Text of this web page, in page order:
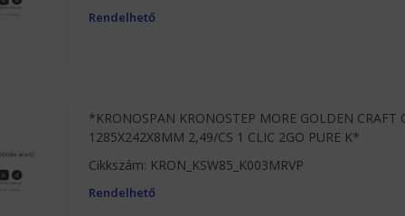
Rendelhető
*KRONOSPAN KRONOSTEP MORE GOLDEN CRAFT
1285X242X8MM 2,49/CS 1 CLIC 2GO PURE K*
Cikkszám: KRON_KSW85_K003MRVP
Rendelhető